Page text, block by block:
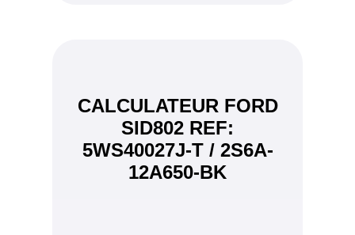
CALCULATEUR FORD
SID802 REF:
5WS40027J-T / 2S6A-
12A650-BK